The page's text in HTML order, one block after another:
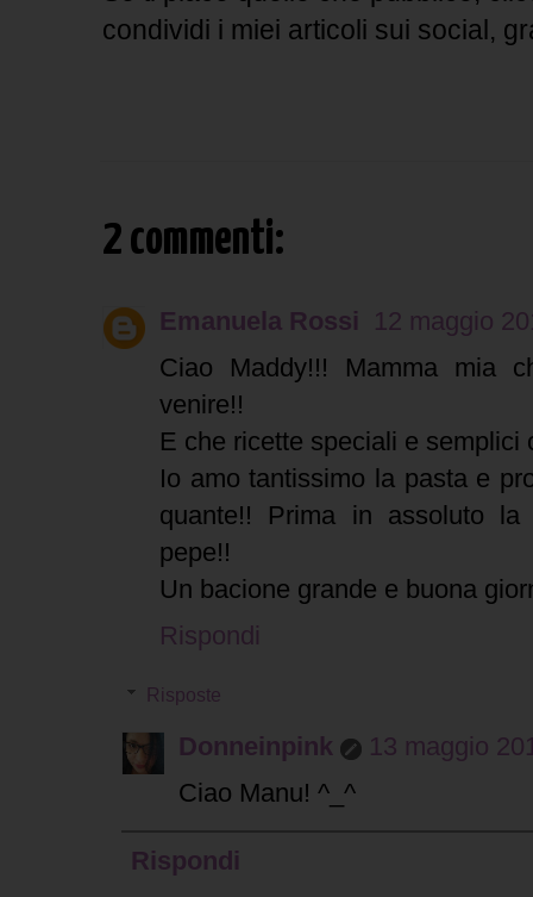
condividi i miei articoli sui social,
2 commenti:
Emanuela Rossi
12 maggio
Ciao Maddy!!! Mamma mia
venire!!
E che ricette speciali e semplici
Io amo tantissimo la pasta e
quante!! Prima in assoluto
pepe!!
Un bacione grande e buona
Rispondi
Risposte
Donneinpink
13 maggio
Ciao Manu! ^_^
Rispondi